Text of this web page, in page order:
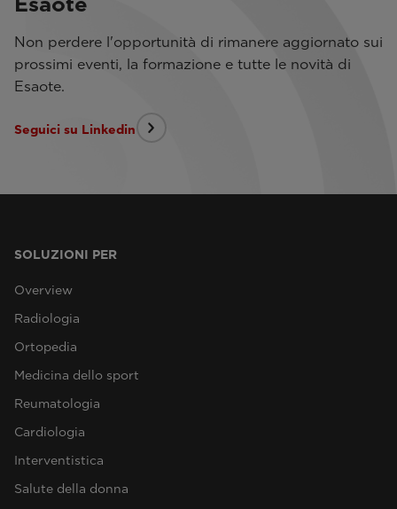
Non perdere l'opportunità di rimanere aggiornato sui
prossimi eventi, la formazione e tutte le novità di
Esaote.
Seguici su Linkedin
SOLUZIONI PER
Overview
Radiologia
Ortopedia
Medicina dello sport
Reumatologia
Cardiologia
Interventistica
Salute della donna